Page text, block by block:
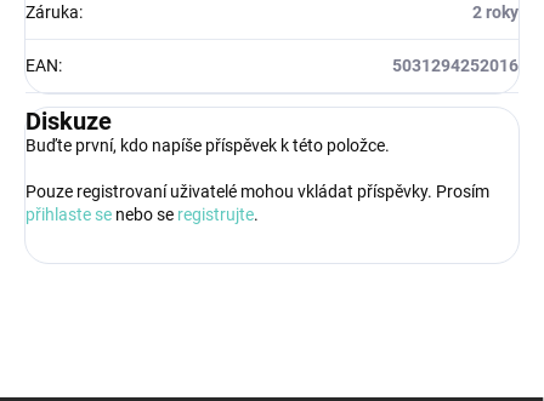
Záruka: 2 roky
EAN: 5031294252016
Diskuze
Buďte první, kdo napíše příspěvek k této položce.
Pouze registrovaní uživatelé mohou vkládat příspěvky. Prosím
přihlaste se nebo se registrujte.